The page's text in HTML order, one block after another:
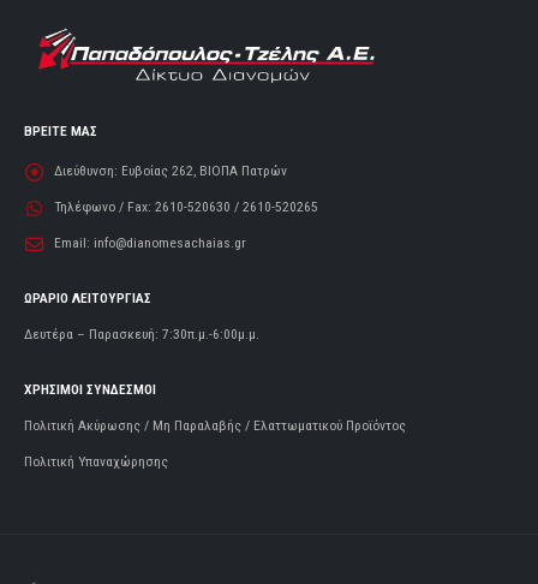
ΒΡΕΙΤΕ ΜΑΣ
Διεύθυνση: Ευβοίας 262, ΒΙΟΠΑ Πατρών
Τηλέφωνο / Fax: 2610-520630 / 2610-520265
Email: info@dianomesachaias.gr
ΩΡΑΡΙΟ ΛΕΙΤΟΥΡΓΙΑΣ
Δευτέρα – Παρασκευή: 7:30π.μ.-6:00μ.μ.
ΧΡΗΣΙΜΟΙ ΣΥΝΔΕΣΜΟΙ
Πολιτική Ακύρωσης / Μη Παραλαβής / Ελαττωματικού Προϊόντος
Πολιτική Υπαναχώρησης